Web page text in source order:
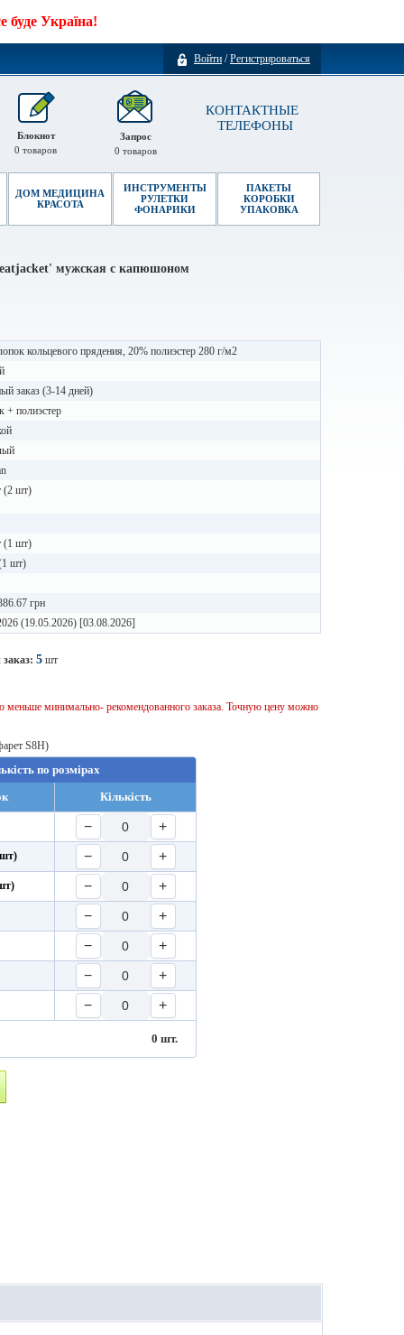
буде Україна!
Войти /Регистрироваться
КОНТАКТНЫЕ
ТЕЛЕФОНЫ
Запрос
0 товаров
Блокнот
0 товаров
ДОМ МЕДИЦИНА
КРАСОТА
ИНСТРУМЕНТЫ
РУЛЕТКИ
ФОНАРИКИ
ПАКЕТЫ
КОРОБКИ
УПАКОВКА
мужская с капюшоном
кольцевого прядения, 20% полиэстер 280 г/м2
заказ (3-14 дней)
+ полиэстер
(2 шт)
(1 шт)
шт)
грн
(19.05.2026) [03.08.2026]
5 шт
меньше минимально- рекомендованного заказа. Точную цену можно
S8H)
по розмірах
Кількість
− +
− +
−
+
−
+
−
+
−
+
−
+
0 шт.